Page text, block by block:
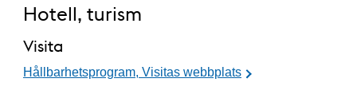
Hotell, turism
Visita
Hållbarhetsprogram, Visitas webbplats